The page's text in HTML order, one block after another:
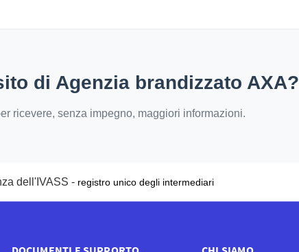
di Agenzia brandizzato AXA?
ricevere, senza impegno, maggiori informazioni.
dell'IVASS - registro unico degli intermediari